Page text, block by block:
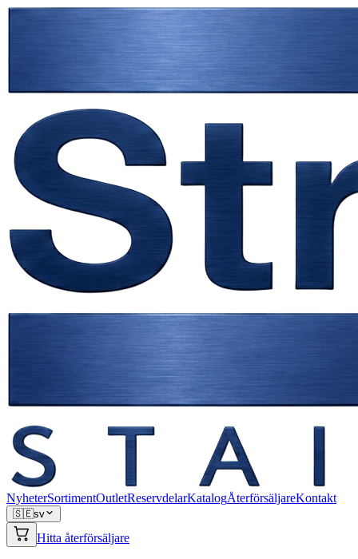
NyheterSortimentOutletReservdelarKatalogÅterförsäljareKontakt
🇸🇪sv
Hitta återförsäljare